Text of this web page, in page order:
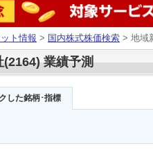
ト情報 > 国内株式株価検索 > 地域
業績予測
した銘柄･指標